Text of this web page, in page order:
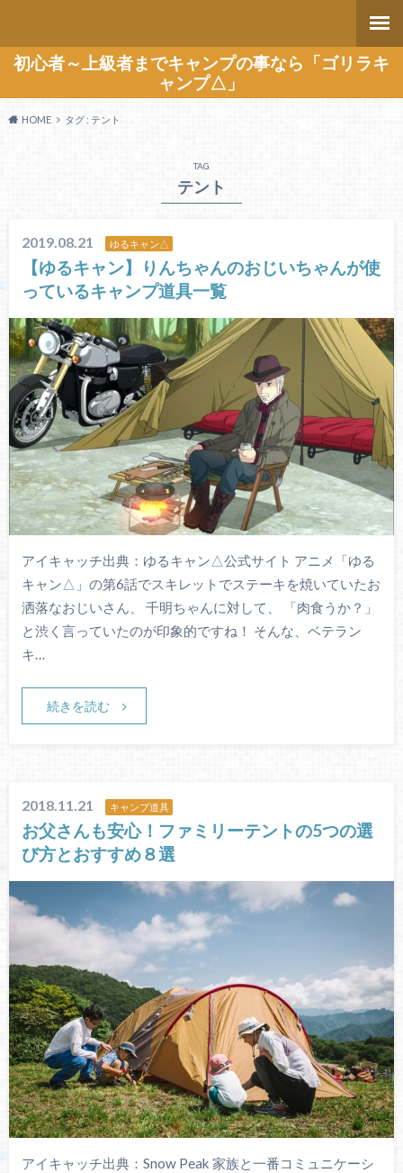
初心者～上級者までキャンプの事なら「ゴリラキ
ャンプ△」
HOME タグ : テント
TAG
テント
2019.08.21 ゆるキャン△
【ゆるキャン】りんちゃんのおじいちゃんが使
っているキャンプ道具一覧
アイキャッチ出典：ゆるキャン△公式サイト アニメ「ゆる
キャン△」の第6話でスキレットでステーキを焼いていたお
洒落なおじいさん、 千明ちゃんに対して、 「肉食うか？」
と渋く言っていたのが印象的ですね！ そんな、ベテラン
キ…
続きを読む
2018.11.21 キャンプ道具
お父さんも安心！ファミリーテントの5つの選
び方とおすすめ８選
アイキャッチ出典：Snow Peak 家族と一番コミュニケーシ